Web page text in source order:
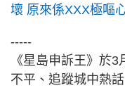
壞 原來係XXX極嘔
-----
《星島申訴王》於
不平、追蹤城中熱